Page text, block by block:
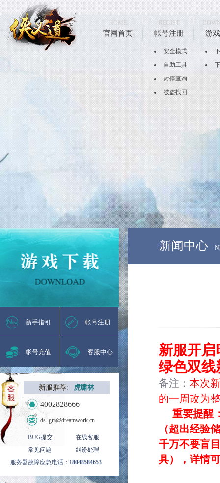
HOME
官网首页
REGIST
帐号注册
安全模式
自助工具
封停查询
被盗找回
游
新手指引 帐号注册
帐号充值 客服中心
新服推荐: 虎啸林
4002828666
ds_gm@dreamwork.cn
BUG提交
在线客服
常见问题
纠纷处理
服务器故障应急电话： 18048584653
新闻中心
新服开启
绿色双线
备注： 本次
的一周改为
重要提醒
（超出经验
千万不要盲
具），详情